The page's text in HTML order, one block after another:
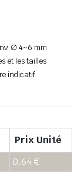
∅ 4~6 mm
et les tailles
indicatif
Prix Unité
0,64€